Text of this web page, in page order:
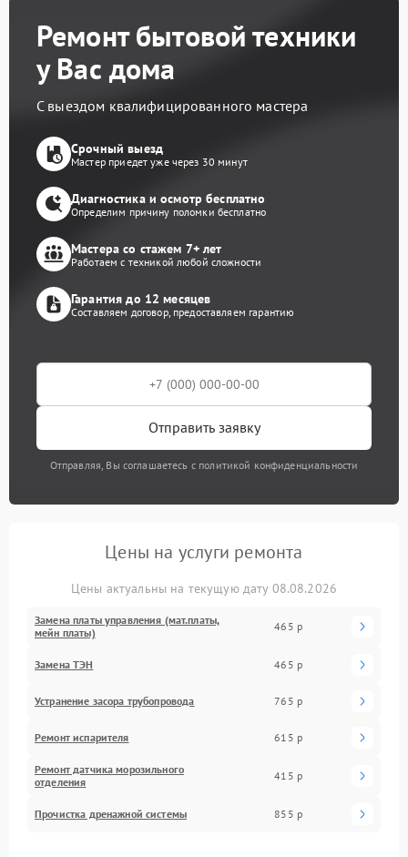
Ремонт бытовой техники
у Вас дома
С выездом квалифицированного мастера
Срочный выезд
Мастер приедет уже через 30 минут
Диагностика и осмотр бесплатно
Определим причину поломки бесплатно
Мастера со стажем 7+ лет
Работаем с техникой любой сложности
Гарантия до 12 месяцев
Составляем договор, предоставляем гарантию
Отправить заявку
Отправляя, Вы соглашаетесь с политикой конфиденциальности
Цены на услуги ремонта
Цены актуальны на текущую дату 08.08.2026
Замена платы управления (мат.платы,
мейн платы)
465 р
Замена ТЭН 465 р
Устранение засора трубопровода 765 р
Ремонт испарителя 615 р
Ремонт датчика морозильного
отделения
415 р
Прочистка дренажной системы 855 р